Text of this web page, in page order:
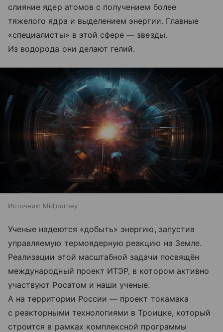
слияние ядер атомов с получением более
тяжелого ядра и выделением энергии. Главные
«специалисты» в этой сфере — звезды.
Из водорода они делают гелий.
Источник: Midjourney
Ученые надеются «добыть» энергию, запустив
управляемую термоядерную реакцию на Земле.
Реализации этой масштабной задачи посвящён
международный проект ИТЭР, в котором активно
участвуют Росатом и наши ученые.
А на территории России — проект токамака
с реакторными технологиями в Троицке, который
строится в рамках комплексной программы